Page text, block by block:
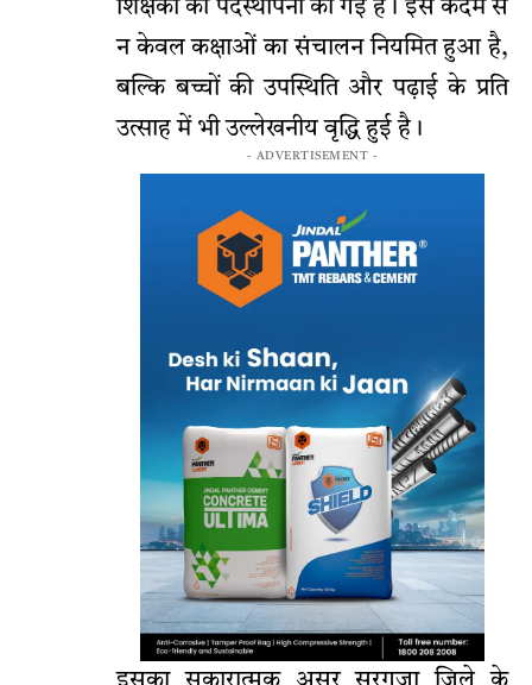
शिक्षकों की पदस्थापना की गई है। इस कदम से
न केवल कक्षाओं का संचालन नियमित हुआ है,
बल्कि बच्चों की उपस्थिति और पढ़ाई के प्रति
उत्साह में भी उल्लेखनीय वृद्धि हुई है।
- ADVERTISEMENT -